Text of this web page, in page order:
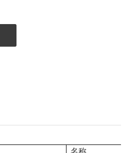
名称